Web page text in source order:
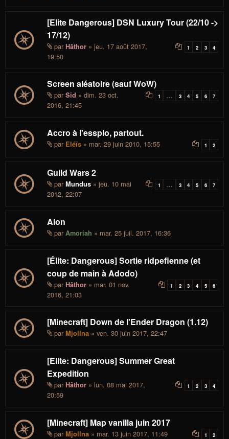
[Elite Dangerous] DSN Luxury Tour (22/10 ->
17/12)
1 2 3 4
par Hâthor » jeu. 17 août 2017,
19:50
Screen aléatoire (sauf WoW)
1 … 3 4 5 6 7
par Sid » dim. 23 oct.
2016, 21:45
Accro à l'essplo, partout.
1 2
par Eléïs » mar. 29 juin 2010, 15:55
Guild Wars 2
1 … 3 4 5 6 7
par Mundus » jeu. 10 mai
2012, 22:07
Aion
par Amoriah » mar. 25 juil. 2017, 16:36
[Élite: Dangerous] Sortie ridpefienne (et
coup de main à Adodo)
1 2 3 4 5 6
par Hâthor » mar. 01 nov.
2016, 21:03
[Minecraft] Down de l'Ender Dragon (1.12)
par Mjollna » ven. 30 juin 2017, 22:47
[Elite: Dangerous] Summer Great
Expedition
1 2 3 4
par Hâthor » lun. 08 mai 2017,
20:59
[Minecraft] Map vanilla juin 2017
1 2
par Mjollna » mar. 13 juin 2017, 11:49